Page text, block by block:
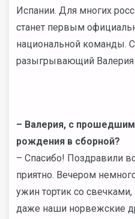
Испании. Для многих
станет первым
национальной команды.
разыгрывающий
– Валерия, с
рождения в сборной?
– Спасибо! Поздравили
приятно. Вечером
ужин тортик со
даже наши норвежские